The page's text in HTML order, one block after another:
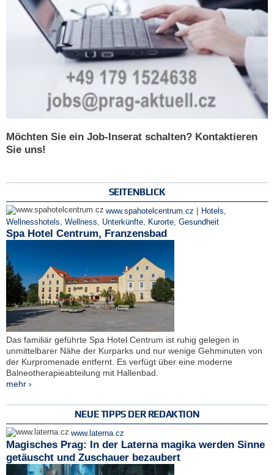
Möchten Sie ein Job-Inserat schalten? Kontaktieren
Sie uns!
SEITENBLICK
www.spahotelcentrum.cz | Hotels,
Wellnesshotels, Wellness, Unterkünfte, Kurorte, Gesundheit
Spa Hotel Centrum, Franzensbad
Das familiär geführte Spa Hotel Centrum ist ruhig gelegen in
unmittelbarer Nähe der Kurparks und nur wenige Gehminuten von
der Kurpromenade entfernt. Es verfügt über eine moderne
Balneotherapieabteilung mit Hallenbad.
mehr ›
NEUE TIPPS DER REDAKTION
www.laterna.cz
Magisches Prag: In der Laterna magika werden Sinne
getäuscht und Zuschauer bezaubert